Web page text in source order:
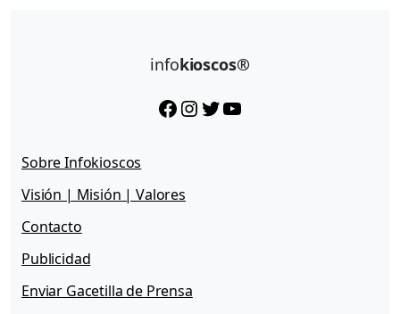
infokioscos®
Facebook InstagramTwitter YouTube
Sobre Infokioscos
Visión | Misión | Valores
Contacto
Publicidad
Enviar Gacetilla de Prensa